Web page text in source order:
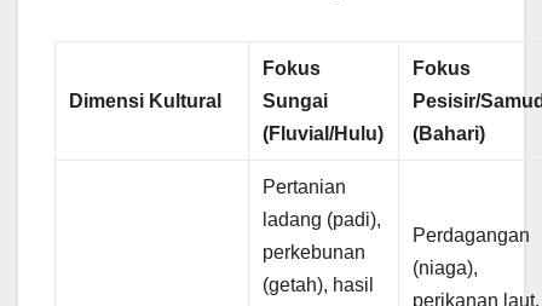
Dimensi Kultural
Fokus
Sungai
(Fluvial/Hulu)
Fokus
Pesisir/
(Bahari)
Pertanian
ladang (padi),
perkebunan
(getah), hasil
Perdagangan
(niaga),
perikanan laut,